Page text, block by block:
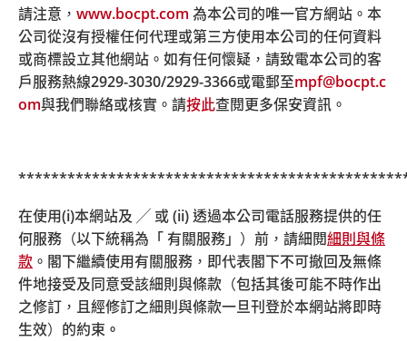
請注意， www.bocpt.com 為本公司的唯一官方網站。本
公司從沒有授權任何代理或第三方使用本公司的任何資料
或商標設立其他網站。如有任何懷疑，請致電本公司的客
戶服務熱線2929-3030/2929-3366或電郵至mpf@bocpt.c
om與我們聯絡或核實。請按此查閱更多保安資訊。
在使用(i)本網站及 ╱ 或 (ii) 透過本公司電話服務提供的任
何服務（以下統稱為「 有關服務」）前，請細閱細則與條
款 。閣下繼續使用有關服務，即代表閣下不可撤回及無條
件地接受及同意受該細則與條款（包括其後可能不時作出
之修訂，且經修訂之細則與條款一旦刊登於本網站將即時
生效）的約束 。
由加入積金易平台（即2025年6月5日）起，有關中銀保誠
簡易強積金計劃之表格可透過積金易平台網頁下載empf.
org.hk/forms。請使用由積金易平台發出的行政表格。
請注意：強積金供款請存入至「中國銀行（香港）」的指
於2025年6月5日起停止接收強積金供款，並於2025年10
的供款將不能處理。
如提交實體表格，請郵寄至積金易公司（尖沙咀郵政局郵
政信箱 98929 號）或透過任何一間積金易服務中心的投遞
箱提交。